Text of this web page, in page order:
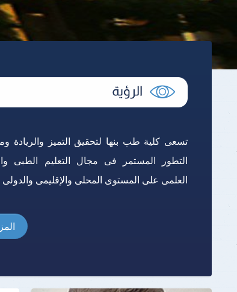
تسعى كلية طب بنها لتحقيق التميز والريادة
التطور المستمر فى مجال التعليم الطبى
العلمى على المستوى المحلى والإقليمى والدولى